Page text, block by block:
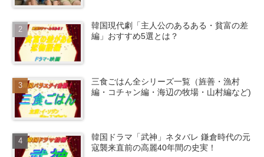
韓国現代劇「主人公のあるある・貧富の差
編」おすすめ5選とは？
三食ごはん全シリーズ一覧（旌善・漁村
編・コチャン編・海辺の牧場・山村編など)
韓国ドラマ「武神」ネタバレ 鎌倉時代の元
寇襲来直前の高麗40年間の史実！